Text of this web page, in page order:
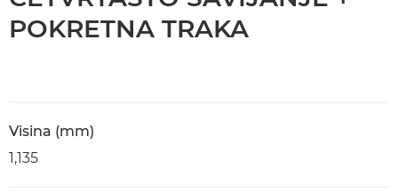
POKRETNA TRAKA
Visina (mm)
1,135